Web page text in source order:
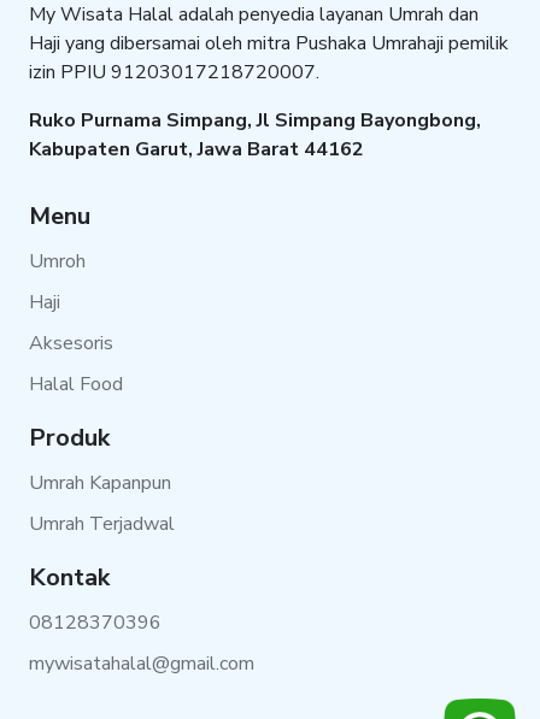
My Wisata Halal adalah penyedia layanan Umrah dan
Haji yang dibersamai oleh mitra Pushaka Umrahaji pemilik
izin PPIU 91203017218720007.
Ruko Purnama Simpang, Jl Simpang Bayongbong,
Kabupaten Garut, Jawa Barat 44162
Menu
Umroh
Haji
Aksesoris
Halal Food
Produk
Umrah Kapanpun
Umrah Terjadwal
Kontak
08128370396
mywisatahalal@gmail.com